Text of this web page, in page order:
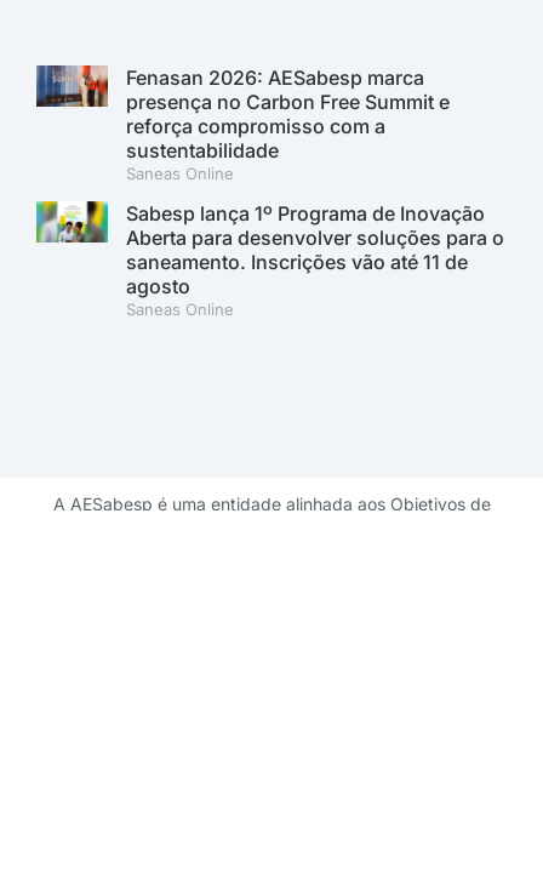
Fenasan 2026: AESabesp marca
presença no Carbon Free Summit e
reforça compromisso com a
sustentabilidade
Saneas Online
Sabesp lança 1º Programa de Inovação
Aberta para desenvolver soluções para o
saneamento. Inscrições vão até 11 de
agosto
Saneas Online
A AESabesp é uma entidade alinhada aos Objetivos de